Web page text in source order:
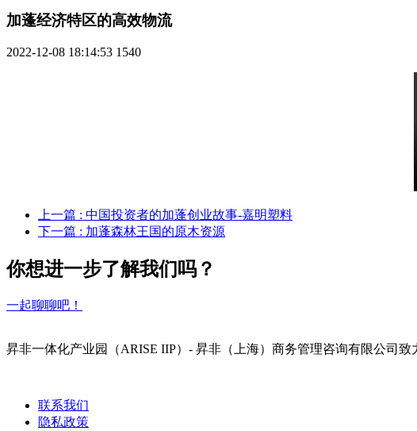
加蓬经济特区的高效物流
2022-12-08 18:14:53 1540
上一篇 : 中国投资者的加蓬创业故事-嘉明塑料
下一篇 : 加蓬森林王国的原木资源
你想进一步了解我们吗？
一起聊聊吧！
昇非一体化产业园（ARISE IIP）- 昇非（上海）商务管理咨询有限公司
联系我们
隐私政策